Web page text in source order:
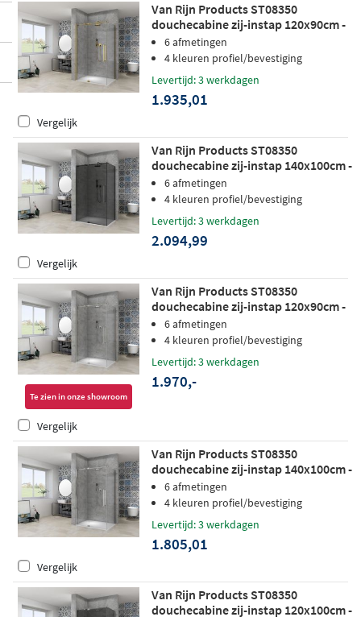
Van Rijn Products ST08350
douchecabine zij-instap 120x90cm -
helder glas - mat messing
6 afmetingen
4 kleuren profiel/bevestiging
Levertijd: 3 werkdagen
1.935,01
Vergelijk
Van Rijn Products ST08350
douchecabine zij-instap 140x100cm -
grijs rookglas - zwart
6 afmetingen
4 kleuren profiel/bevestiging
Levertijd: 3 werkdagen
2.094,99
Vergelijk
Te zien in onze showroom
Van Rijn Products ST08350
douchecabine zij-instap 120x90cm -
helder glas - RVS
6 afmetingen
4 kleuren profiel/bevestiging
Levertijd: 3 werkdagen
1.970,-
Vergelijk
Van Rijn Products ST08350
douchecabine zij-instap 140x100cm -
helder glas - chroom
6 afmetingen
4 kleuren profiel/bevestiging
Levertijd: 3 werkdagen
1.805,01
Vergelijk
Van Rijn Products ST08350
douchecabine zij-instap 120x100cm -